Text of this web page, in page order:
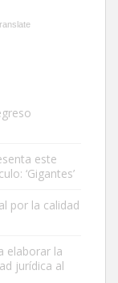
de un mes,
alemán,
este
‘Gigantes’
por la calidad
elaborar la
jurídica al